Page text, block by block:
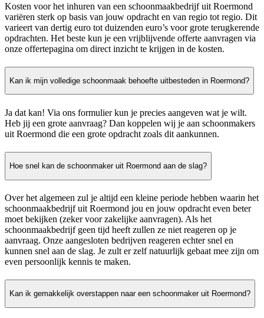
Kosten voor het inhuren van een schoonmaakbedrijf uit Roermond
variëren sterk op basis van jouw opdracht en van regio tot regio. Dit
varieert van dertig euro tot duizenden euro’s voor grote terugkerende
opdrachten. Het beste kun je een vrijblijvende offerte aanvragen via
onze offertepagina om direct inzicht te krijgen in de kosten.
Kan ik mijn volledige schoonmaak behoefte uitbesteden in Roermond?
Ja dat kan! Via ons formulier kun je precies aangeven wat je wilt.
Heb jij een grote aanvraag? Dan koppelen wij je aan schoonmakers
uit Roermond die een grote opdracht zoals dit aankunnen.
Hoe snel kan de schoonmaker uit Roermond aan de slag?
Over het algemeen zul je altijd een kleine periode hebben waarin het
schoonmaakbedrijf uit Roermond jou en jouw opdracht even beter
moet bekijken (zeker voor zakelijke aanvragen). Als het
schoonmaakbedrijf geen tijd heeft zullen ze niet reageren op je
aanvraag. Onze aangesloten bedrijven reageren echter snel en
kunnen snel aan de slag. Je zult er zelf natuurlijk gebaat mee zijn om
even persoonlijk kennis te maken.
Kan ik gemakkelijk overstappen naar een schoonmaker uit Roermond?